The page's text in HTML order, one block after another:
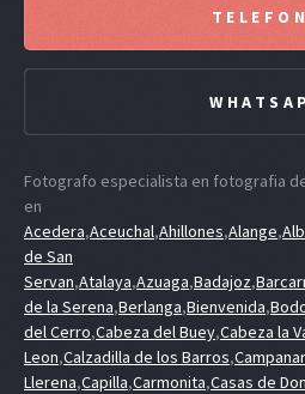
Fotografo especialista en fotografia
en
Acedera,Aceuchal,Ahillones,Alange,
de San
Servan,Atalaya,Azuaga,Badajoz,
de la Serena,Berlanga,Bienvenida,
del Cerro,Cabeza del Buey,Cabeza la
Leon,Calzadilla de los Barros,
Llerena,Capilla,Carmonita,Casas de